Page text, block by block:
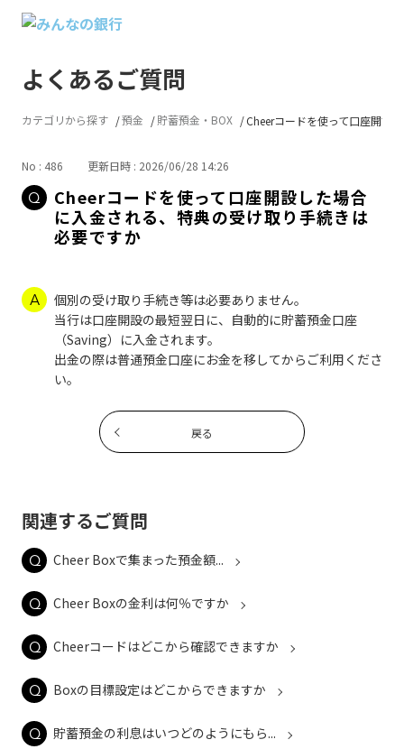
よくあるご質問
カテゴリから探す 預金 貯蓄預金・BOX Cheerコードを使って口座開設
No : 486 更新日時 : 2026/06/28 14:26
Cheerコードを使って口座開設した場合
に入金される、特典の受け取り手続きは
必要ですか
個別の受け取り手続き等は必要ありません。
当行は口座開設の最短翌日に、自動的に貯蓄預金口座
（Saving）に入金されます。
出金の際は普通預金口座にお金を移してからご利用くださ
い。
戻る
関連するご質問
Cheer Boxで集まった預金額...
Cheer Boxの金利は何％ですか
Cheerコードはどこから確認できますか
Boxの目標設定はどこからできますか
貯蓄預金の利息はいつどのようにもら...